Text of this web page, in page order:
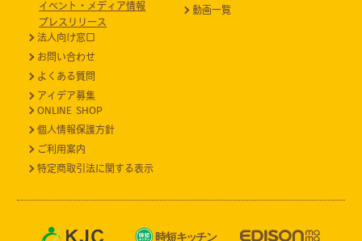
イベント・メディア情報
プレスリリース
動画一覧
法人向け窓口
お問い合わせ
よくある質問
アイデア募集
ONLINE SHOP
個人情報保護方針
ご利用案内
特定商取引法に関する表示